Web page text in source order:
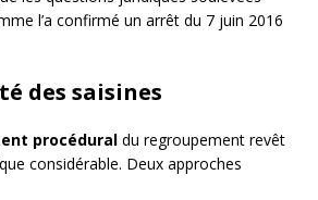
l’a confirmé un arrêt du 7 juin 2016
des saisines
procédural du regroupement revêt
considérable. Deux approches